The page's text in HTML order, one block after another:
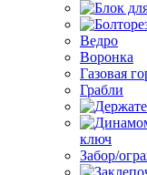
Ведро
Воронка
Газовая
Грабли
ключ
Забор/